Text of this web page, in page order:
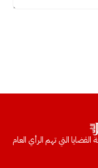
التي تهم الرأي العام